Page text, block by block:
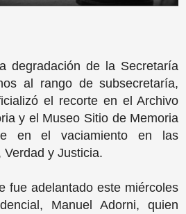
degradación de la Secretaría
al rango de subsecretaría,
el recorte en el Archivo
y el Museo Sitio de Memoria
en el vaciamiento en las
y Justicia.
fue adelantado este miércoles
Manuel Adorni, quien